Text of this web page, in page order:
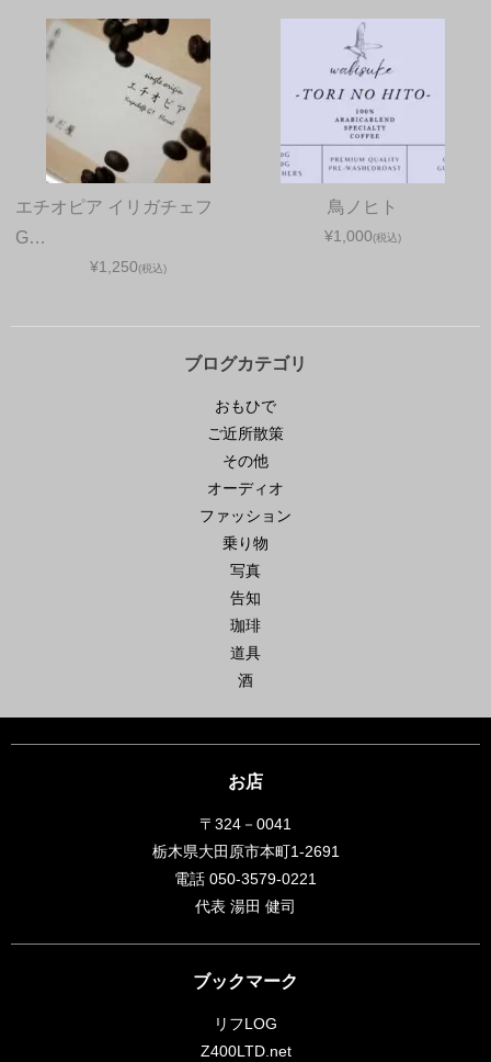
エチオピア イリガチェフ
G…
¥1,250(税込)
鳥ノヒト
¥1,000(税込)
ブログカテゴリ
おもひで
ご近所散策
その他
オーディオ
ファッション
乗り物
写真
告知
珈琲
道具
酒
お店
〒324－0041
栃木県大田原市本町1-2691
電話 050-3579-0221
代表 湯田 健司
ブックマーク
リフLOG
Z400LTD.net